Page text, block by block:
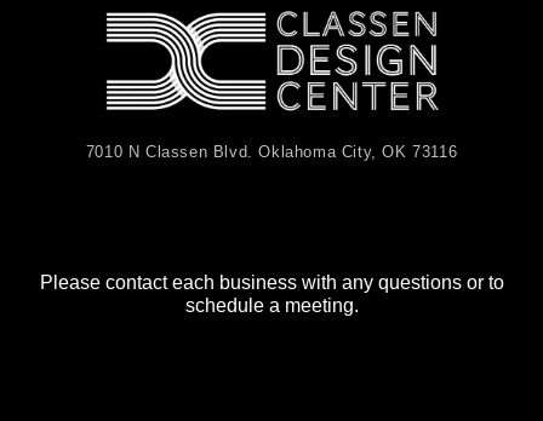
7010 N Classen Blvd. Oklahoma City, OK 73116
Please contact each business with any questions or to
schedule a meeting.